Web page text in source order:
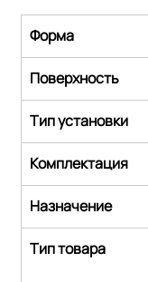
Форма
Поверхность
Тип установки
Комплектация
Назначение
Тип товара